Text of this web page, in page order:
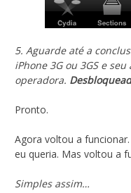
5. Aguarde até a
iPhone 3G ou 3GS e
operadora.
Pronto.
Agora voltou a
eu queria. Mas voltou a
Simples assim…